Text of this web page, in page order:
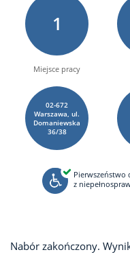
1
Miejsce pracy
02-672
Warszawa, ul.
Domaniewska
36/38
Pierwszeństwo
z
Nabór zakończony.